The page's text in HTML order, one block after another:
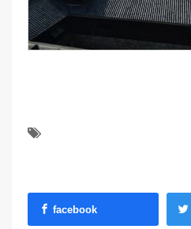
facebook